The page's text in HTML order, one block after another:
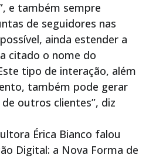
e também sempre
de seguidores nas
ainda estender a
citado o nome do
tipo de interação, além
também pode gerar
outros clientes”, diz
Érica Bianco falou
Digital: a Nova Forma de